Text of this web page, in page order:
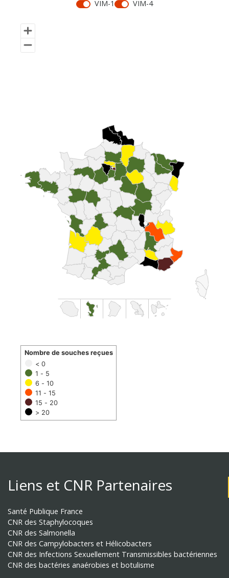
VIM-1
VIM-4
< 0
1 - 5
6 - 10
11 - 15
15 - 20
> 20
Nombre de souches reçues
Liens et CNR Partenaires
Santé Publique France
CNR des Staphylocoques
CNR des Salmonella
CNR des Campylobacters et Hélicobacters
CNR des Infections Sexuellement Transmissibles bactériennes
CNR des bactéries anaérobies et botulisme